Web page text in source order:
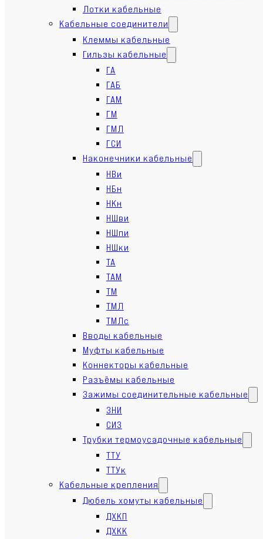
Лотки кабельные
Кабельные соединители
Клеммы кабельные
Гильзы кабельные
ГА
ГАБ
ГАМ
ГМ
ГМЛ
ГСИ
Наконечники кабельные
НВи
НБн
НКн
НШви
НШпи
НШки
ТА
ТАМ
ТМ
ТМЛ
ТМЛс
Вводы кабельные
Муфты кабельные
Коннекторы кабельные
Разъёмы кабельные
Зажимы соединительные кабельные
ЗНИ
СИЗ
Трубки термоусадочные кабельные
ТТУ
ТТУк
Кабельные крепления
Дюбель хомуты кабельные
ДХКП
ДХКК